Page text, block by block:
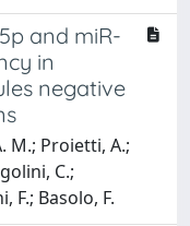
and miR-
in
negative
M.; Proietti, A.;
C.;
F.; Basolo, F.